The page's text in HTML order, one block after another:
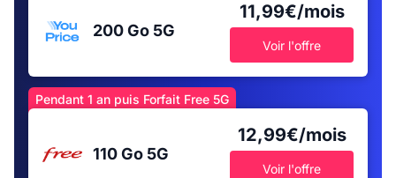
200 Go 5G
11,99€/mois
Voir l'offre
Pendant 1 an puis Forfait Free 5G
110 Go 5G
12,99€/mois
Voir l'offre